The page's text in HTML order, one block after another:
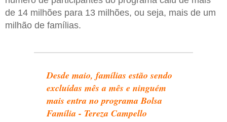
de 14 milhões para 13 milhões, ou seja, mais de um
milhão de famílias.
Desde maio, famílias estão sendo
excluídas mês a mês e ninguém
mais entra no programa Bolsa
Família - Tereza Campello